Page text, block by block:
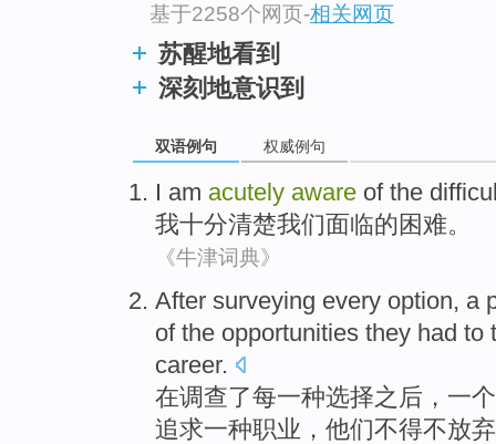
基于2258个网页-相关网页
苏醒地看到
深刻地意识到
双语例句 权威例句
I am acutely aware of the
我十分清楚我们面临的 困难。
《牛津词典》
After surveying every option, a
of the opportunities they had to
career.
在调查了每一种选择之后，一个
追求一种职业 ， 他们不得不放